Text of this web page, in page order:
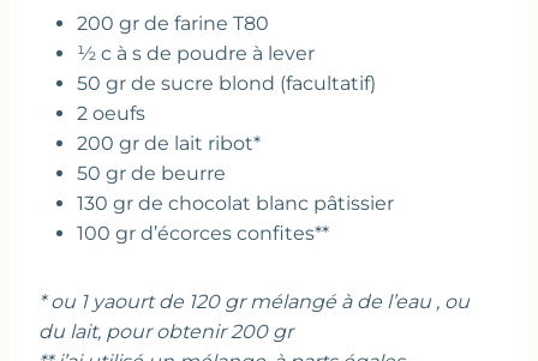
200 gr de farine T80
½ c à s de poudre à lever
50 gr de sucre blond (facultatif)
2 oeufs
200 gr de lait ribot*
50 gr de beurre
130 gr de chocolat blanc pâtissier
100 gr d’écorces confites**
* ou 1 yaourt de 120 gr mélangé à de l’eau , ou
du lait, pour obtenir 200 gr